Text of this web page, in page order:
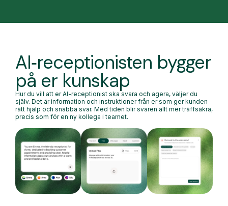
AI‑receptionisten bygger
på er kunskap
Hur du vill att er AI-receptionist ska svara och agera, väljer du
själv. Det är information och instruktioner från er som ger kunden
rätt hjälp och snabba svar. Med tiden blir svaren allt mer träffsäkra,
precis som för en ny kollega i teamet.